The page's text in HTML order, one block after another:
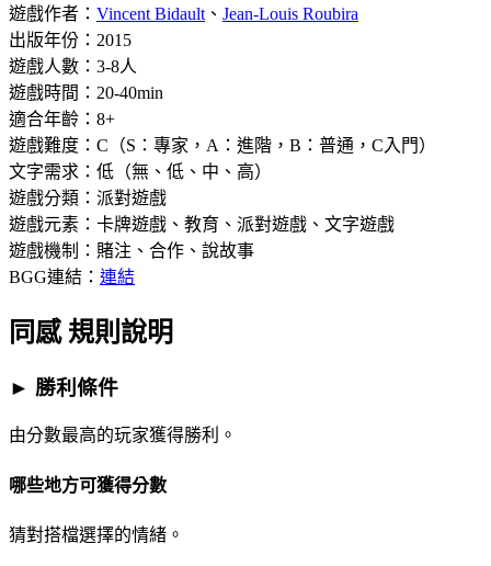
遊戲作者： Vincent Bidault 、 Jean-Louis Roubira
出版年份：2015
遊戲人數：3-8人
遊戲時間：20-40min
適合年齡：8+
遊戲難度：C（S：專家，A：進階，B：普通，C入門）
文字需求：低（無、低、中、高）
遊戲分類：派對遊戲
遊戲元素：卡牌遊戲、教育、派對遊戲、文字遊戲
遊戲機制：賭注、合作、說故事
BGG連結： 連結
同感 規則說明
► 勝利條件
由分數最高的玩家獲得勝利。
哪些地方可獲得分數
猜對搭檔選擇的情緒。